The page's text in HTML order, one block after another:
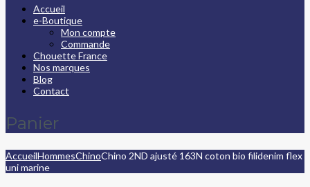
Accueil
e-Boutique
Mon compte
Commande
Chouette France
Nos marques
Blog
Contact
Panier
AccueilHommesChinoChino 2ND ajusté 163N coton bio filidenim flex
uni marine